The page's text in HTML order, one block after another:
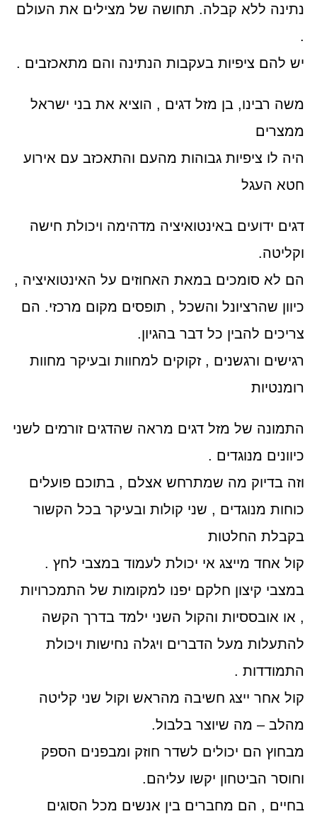
נתינה ללא קבלה. תחושה של מצילים את העולם
.
יש להם ציפיות בעקבות הנתינה והם מתאכזבים .
משה רבינו, בן מזל דגים , הוציא את בני ישראל
ממצרים
היה לו ציפיות גבוהות מהעם והתאכזב עם אירוע
חטא העגל
דגים ידועים באינטואיציה מדהימה ויכולת חישה
וקליטה.
הם לא סומכים במאת האחוזים על האינטואיציה ,
כיוון שהרציונל והשכל , תופסים מקום מרכזי. הם
צריכים להבין כל דבר בהגיון.
רגישים ורגשנים , זקוקים למחוות ובעיקר מחוות
רומנטיות
התמונה של מזל דגים מראה שהדגים זורמים לשני
כיוונים מנוגדים .
וזה בדיוק מה שמתרחש אצלם , בתוכם פועלים
כוחות מנוגדים , שני קולות ובעיקר בכל הקשור
בקבלת החלטות
קול אחד מייצג אי יכולת לעמוד במצבי לחץ .
במצבי קיצון חלקם יפנו למקומות של התמכרויות
, או אובססיות והקול השני ילמד בדרך הקשה
להתעלות מעל הדברים ויגלה נחישות ויכולת
התמודדות .
קול אחר ייצג חשיבה מהראש וקול שני קליטה
מהלב – מה שיוצר בלבול.
מבחוץ הם יכולים לשדר חוזק ומבפנים הספק
וחוסר הביטחון יקשו עליהם.
בחיים , הם מחברים בין אנשים מכל הסוגים